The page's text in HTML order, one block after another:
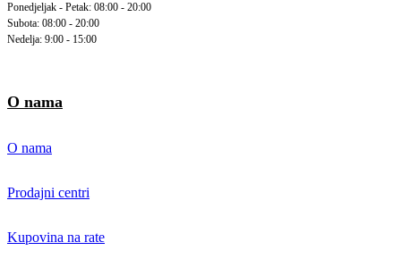
Ponedjeljak - Petak: 08:00 - 20:00
Subota: 08:00 - 20:00
Nedelja: 9:00 - 15:00
O nama
O nama
Prodajni centri
Kupovina na rate